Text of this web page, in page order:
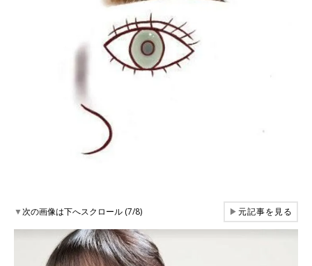
▼次の画像は下へスクロール (7/8) ▶元記事を見る